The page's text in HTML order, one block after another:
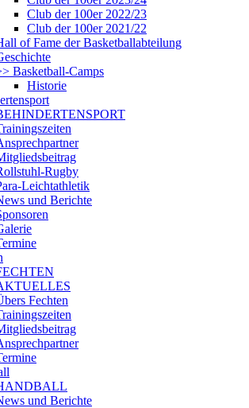
Club der 100er 2022/23
Club der 100er 2021/22
of Fame der Basketballabteilung
Basketball-Camps
Historie
Rugby
Leichtathletik
und Berichte
Fechten
und Berichte